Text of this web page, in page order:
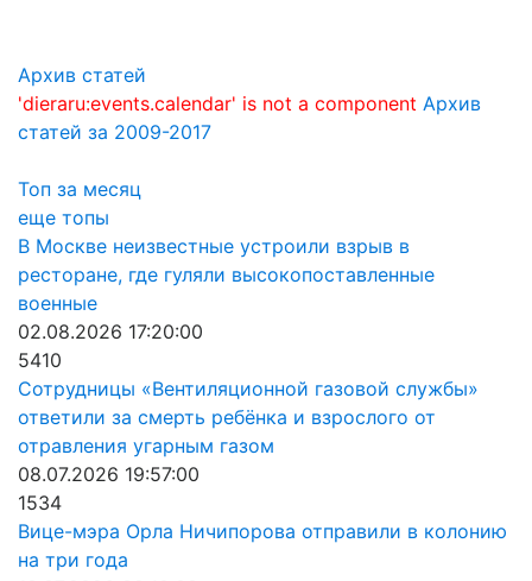
Архив статей
'dieraru:events.calendar' is not a component Архив
статей за 2009-2017
Топ за месяц
еще топы
В Москве неизвестные устроили взрыв в
ресторане, где гуляли высокопоставленные
военные
02.08.2026 17:20:00
5410
Сотрудницы «Вентиляционной газовой службы»
ответили за смерть ребёнка и взрослого от
отравления угарным газом
08.07.2026 19:57:00
1534
Вице-мэра Орла Ничипорова отправили в колонию
на три года